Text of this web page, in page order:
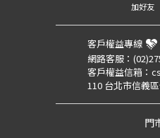
加好友
客戶權益專線
網路客服：
客戶權益信箱：
110 台北市信義
門